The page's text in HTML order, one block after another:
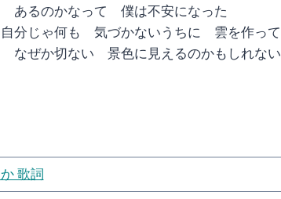
あるのかなって 僕は不安になった
分じゃ何も 気づかないうちに 雲を作って
なぜか切ない 景色に見えるのかもしれない
歌詞